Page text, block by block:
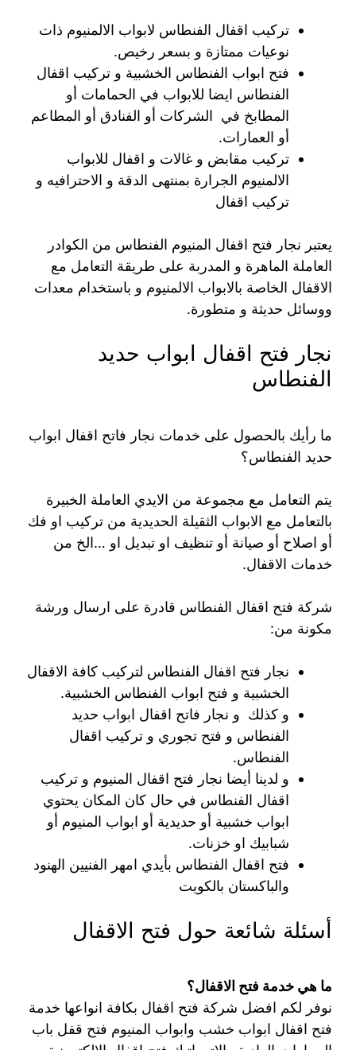
تركيب اقفال الفنطاس لابواب الالمنيوم ذات
نوعيات ممتازة و بسعر رخيص.
فتح ابواب الفنطاس الخشبية و تركيب اقفال
الفنطاس ايضا للابواب في الحمامات أو
المطابخ في الشركات أو الفنادق أو المطاعم
أو العمارات.
تركيب مقابض و غالات و اقفال للابواب
الالمنيوم الجرارة بمنتهى الدقة و الاحترافيه و
تركيب اقفال
يعتبر نجار فتح اقفال المنيوم الفنطاس من الكوادر
العاملة الماهرة و المدربة على طريقة التعامل مع
الاقفال الخاصة بالابواب الالمنيوم و باستخدام معدات
ووسائل حديثة و متطورة.
نجار فتح اقفال ابواب حديد
الفنطاس
ما رأيك بالحصول على خدمات نجار فاتح اقفال ابواب
حديد الفنطاس؟
يتم التعامل مع مجموعة من الايدي العاملة الخبيرة
بالتعامل مع الابواب الثقيلة الحديدية من تركيب او فك
أو اصلاح أو صيانة أو تنظيف او تبديل او …الخ من
خدمات الاقفال.
شركة فتح اقفال الفنطاس قادرة على ارسال ورشة
مكونة من:
نجار فتح اقفال الفنطاس لتركيب كافة الاقفال
الخشبية و فتح ابواب الفنطاس الخشبية.
و كذلك و نجار فاتح اقفال ابواب حديد
الفنطاس و فتح تجوري و تركيب اقفال
الفنطاس.
و لدينا أيضا نجار فتح اقفال المنيوم و تركيب
اقفال الفنطاس في حال كان المكان يحتوي
ابواب خشبية أو حديدية أو ابواب المنيوم أو
شبابيك او خزنات.
فتح اقفال الفنطاس بأيدي امهر الفنيين الهنود
والباكستان بالكويت
أسئلة شائعة حول فتح الاقفال
ما هي خدمة فتح الاقفال؟
نوفر لكم افضل شركة فتح اقفال بكافة انواعها خدمة
فتح اقفال ابواب خشب وابواب المنيوم فتح قفل باب